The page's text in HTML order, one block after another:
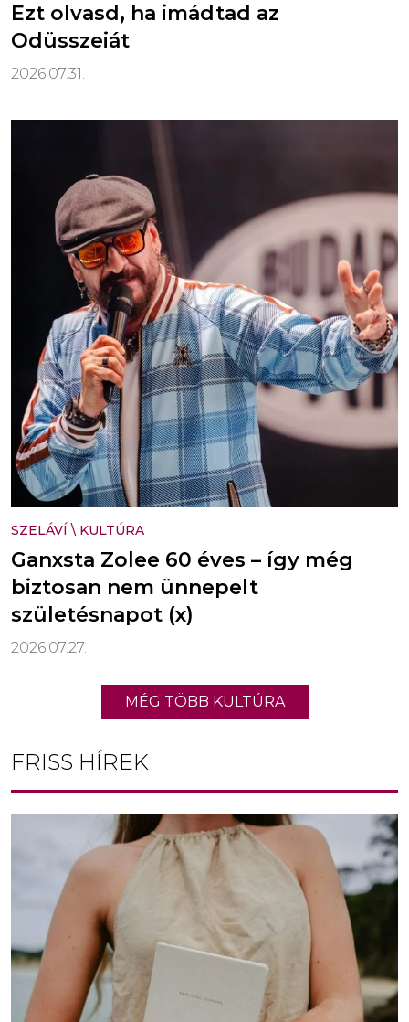
Ezt olvasd, ha imádtad az
Odüsszeiát
2026.07.31.
SZELÁVÍ \ KULTÚRA
Ganxsta Zolee 60 éves – így még
biztosan nem ünnepelt
születésnapot (x)
2026.07.27.
MÉG TÖBB KULTÚRA
FRISS HÍREK